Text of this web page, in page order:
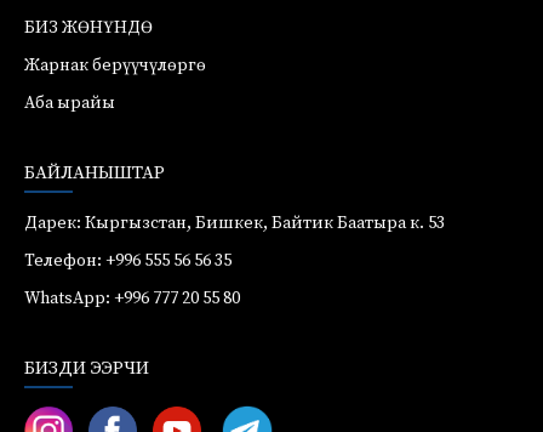
БИЗ ЖӨНҮНДӨ
Жарнак берүүчүлөргө
Аба ырайы
БАЙЛАНЫШТАР
Дарек: Кыргызстан, Бишкек, Байтик Баатыра к. 53
Телефон: +996 555 56 56 35
WhatsApp: +996 777 20 55 80
БИЗДИ ЭЭРЧИ